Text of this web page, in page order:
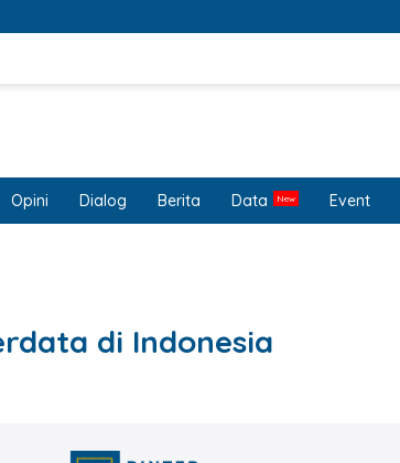
Opini Dialog Berita Data Event
di Indonesia